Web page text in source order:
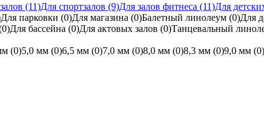
(11)Для спортзалов (9)Для залов фитнеса (11)Для
Для парковки (0)Для магазина (0)Балетный линолеум (0)Для
Для бассейна (0)Для актовых залов (0)Танцевальный
(0)5,0 мм (0)6,5 мм (0)7,0 мм (0)8,0 мм (0)8,3 мм (0)9,0 мм (0)